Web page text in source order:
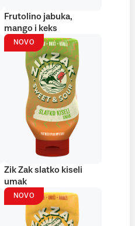
Frutolino jabuka,
mango i keks
NOVO
Zik Zak slatko kiseli
umak
NOVO